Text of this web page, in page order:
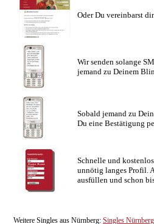
Oder Du vereinbarst
Wir senden solange
jemand zu Deinem
Sobald jemand zu
Du eine Bestätigung
Schnelle und
unnötig langes Profil.
ausfüllen und schon
Weitere Singles aus Nürnberg: Singles Nürnberg